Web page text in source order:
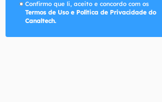
Confirmo que li, aceito e concordo com os
Termos de Uso e Política de Privacidade do
Canaltech.